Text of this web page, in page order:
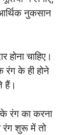
नुकसान
होना चाहिए।
रंग के ही होने
हैं।
रंग का करना
रंग शुरू में तो